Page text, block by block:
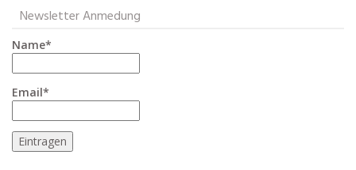
Newsletter Anmedung
Name*
Email*